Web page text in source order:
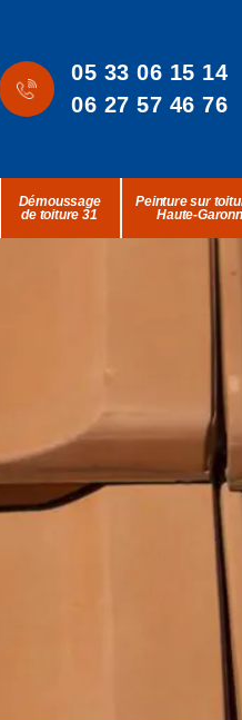
05 33 06 15 14
06 27 57 46 76
Démoussage
de toiture 31
Peinture sur
Haute-